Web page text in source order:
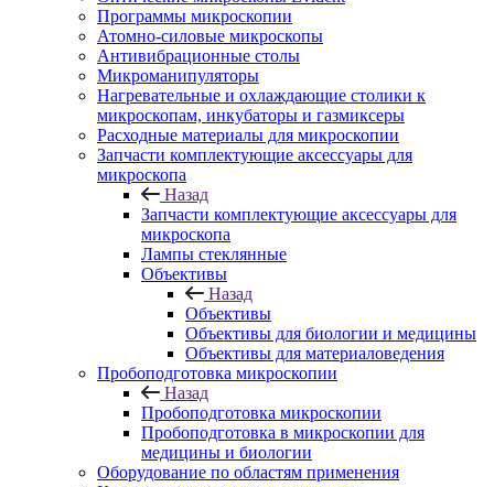
Программы микроскопии
Атомно-силовые микроскопы
Антивибрационные столы
Микроманипуляторы
Нагревательные и охлаждающие столики к
микроскопам, инкубаторы и газмиксеры
Расходные материалы для микроскопии
Запчасти комплектующие аксессуары для
микроскопа
Назад
Запчасти комплектующие аксессуары для
микроскопа
Лампы стеклянные
Объективы
Назад
Объективы
Объективы для биологии и медицины
Объективы для материаловедения
Пробоподготовка микроскопии
Назад
Пробоподготовка микроскопии
Пробоподготовка в микроскопии для
медицины и биологии
Оборудование по областям применения